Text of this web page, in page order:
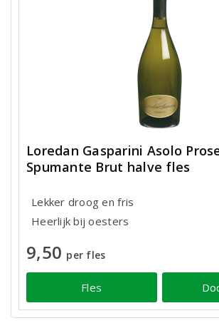
Loredan Gasparini Asolo
Spumante Brut halve fles
Lekker droog en fris
Heerlijk bij oesters
9,50 per fles
Fles